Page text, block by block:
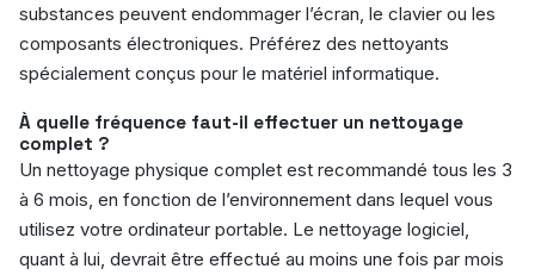
substances peuvent endommager l’écran, le clavier ou les
composants électroniques. Préférez des nettoyants
spécialement conçus pour le matériel informatique.
À quelle fréquence faut-il effectuer un nettoyage
complet ?
Un nettoyage physique complet est recommandé tous les 3
à 6 mois, en fonction de l’environnement dans lequel vous
utilisez votre ordinateur portable. Le nettoyage logiciel,
quant à lui, devrait être effectué au moins une fois par mois